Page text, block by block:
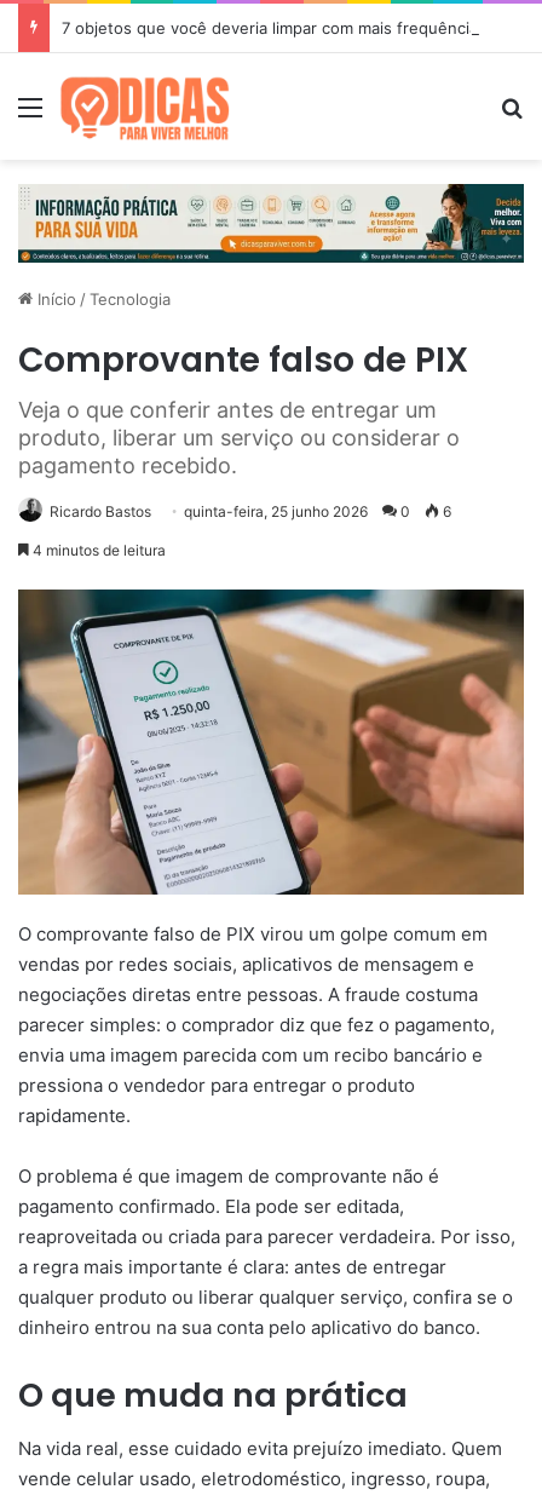
7 objetos que você deveria limpar com mais frequência
Menu
Início /Tecnologia
Comprovante falso de PIX
Veja o que conferir antes de entregar um
produto, liberar um serviço ou considerar o
pagamento recebido.
Ricardo Bastos quinta-feira, 25 junho 2026 0 6
4 minutos de leitura
O comprovante falso de PIX virou um golpe comum em
vendas por redes sociais, aplicativos de mensagem e
negociações diretas entre pessoas. A fraude costuma
parecer simples: o comprador diz que fez o pagamento,
envia uma imagem parecida com um recibo bancário e
pressiona o vendedor para entregar o produto
rapidamente.
O problema é que imagem de comprovante não é
pagamento confirmado. Ela pode ser editada,
reaproveitada ou criada para parecer verdadeira. Por isso,
a regra mais importante é clara: antes de entregar
qualquer produto ou liberar qualquer serviço, confira se o
dinheiro entrou na sua conta pelo aplicativo do banco.
O que muda na prática
Na vida real, esse cuidado evita prejuízo imediato. Quem
vende celular usado, eletrodoméstico, ingresso, roupa,